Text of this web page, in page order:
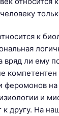
к
вряд ли ему
компетентен
феромонов
и
другу. На